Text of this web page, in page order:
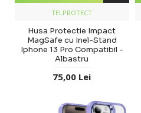
TELPROTECT
Husa Protectie Impact
MagSafe cu Inel-Stand
Iphone 13 Pro Compatibil -
Albastru
75,00 Lei